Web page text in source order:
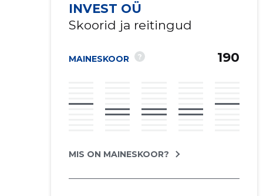
INVEST OÜ
Skoorid ja reitingud
MAINESKOOR ? 190
MIS ON MAINESKOOR?